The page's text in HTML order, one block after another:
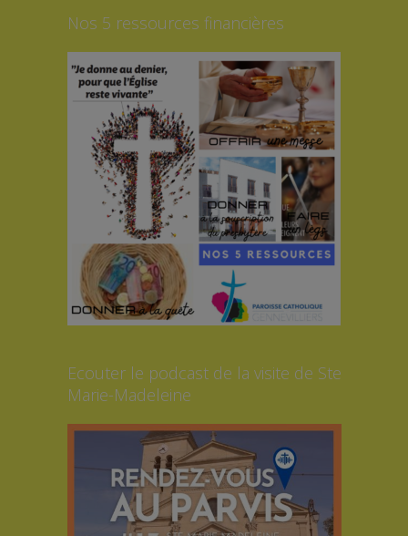
Nos 5 ressources financières
Ecouter le podcast de la visite de Ste
Marie-Madeleine